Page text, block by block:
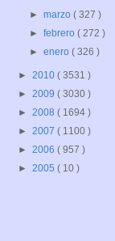
►marzo( 327 )
►febrero( 272 )
►enero( 326 )
► 2010 ( 3531 )
► 2009 ( 3030 )
► 2008 ( 1694 )
► 2007 ( 1100 )
► 2006 ( 957 )
► 2005 ( 10 )